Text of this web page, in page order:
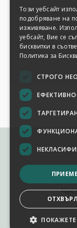
Този уебсайт
подобряване на
изживяване.
уебсайт, Вие се
бисквитки в
Политика за
СТРОГО